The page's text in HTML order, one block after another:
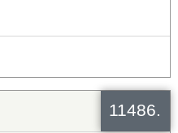
11486.